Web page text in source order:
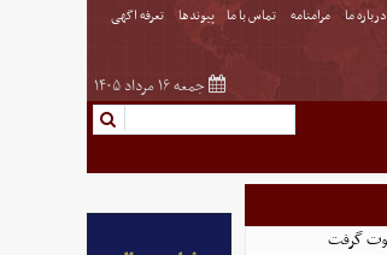
درباره ما مرامنامه تماس با ما پیوندها تعرفه اگهی
جمعه ۱۶ مرداد ۱۴۰۵
گرفت